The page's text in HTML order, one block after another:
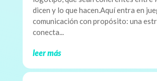
dicen y lo que hacen.Aquí entra en
comunicación con propósito: una
conecta...
leer más